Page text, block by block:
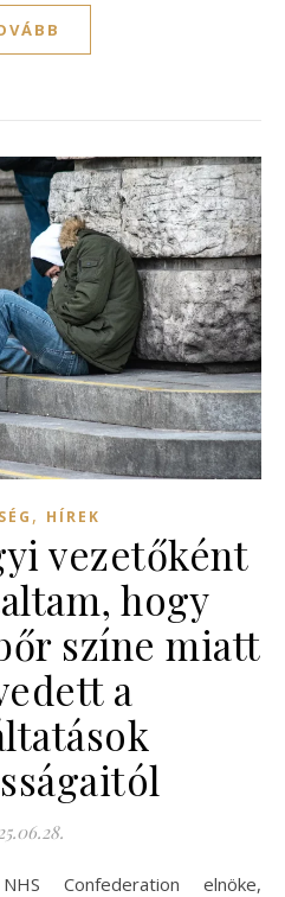
, HÍREK
vezetőként
hogy
színe miatt
a